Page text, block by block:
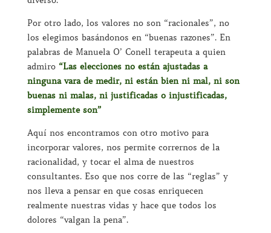
Por otro lado, los valores no son “racionales”, no
los elegimos basándonos en “buenas razones”. En
palabras de Manuela O’ Conell terapeuta a quien
admiro “Las elecciones no están ajustadas a
ninguna vara de medir, ni están bien ni mal, ni son
buenas ni malas, ni justificadas o injustificadas,
simplemente son”
Aquí nos encontramos con otro motivo para
incorporar valores, nos permite corrernos de la
racionalidad, y tocar el alma de nuestros
consultantes. Eso que nos corre de las “reglas” y
nos lleva a pensar en que cosas enriquecen
realmente nuestras vidas y hace que todos los
dolores “valgan la pena”.